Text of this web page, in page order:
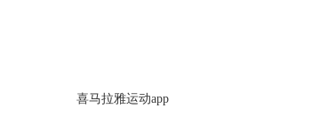
喜马拉雅运动app